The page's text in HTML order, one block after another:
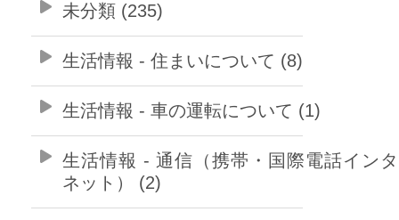
未分類 (235)
生活情報 - 住まいについて (8)
生活情報 - 車の運転について (1)
生活情報 - 通信（携帯・国際電話イン
ネット） (2)